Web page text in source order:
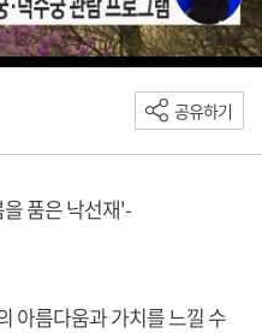
공유하기
품은 낙선재'-
아름다움과 가치를 느낄 수